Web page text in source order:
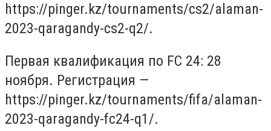
https://pinger.kz/tournaments/cs2/alaman-
2023-qaragandy-cs2-q2/.
Первая квалификация по FC 24: 28
ноября. Регистрация —
https://pinger.kz/tournaments/fifa/alaman-
2023-qaragandy-fc24-q1/.